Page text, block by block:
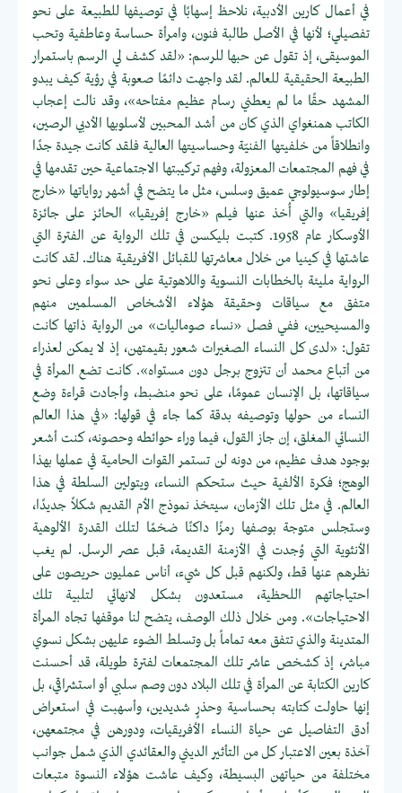
في أعمال كارين الأدبية، نلاحظ إسهابًا في توصيفها للطبيعة على نحو
تفصيلي؛ لأنها في الأصل طالبة فنون، وامرأة حساسة وعاطفية وتحب
الموسيقى، إذ تقول عن حبها للرسم: «لقد كشف لي الرسم باستمرار
الطبيعة الحقيقية للعالم. لقد واجهت دائمًا صعوبة في رؤية كيف يبدو
المشهد حقًا ما لم يعطني رسام عظيم مفتاحه»، وقد نالت إعجاب
الكاتب همنغواي الذي كان من أشد المحبين لأسلوبها الأدبي الرصين،
وانطلاقاً من خلفيتها الفنيّة وحساسيتها العالية فلقد كانت جيدة جدًا
في فهم المجتمعات المعزولة، وفهم تركيبتها الاجتماعية حين تقدمها في
إطار سوسيولوجي عميق وسلس، مثل ما يتضح في أشهر رواياتها «خارج
إفريقيا» والتي أُخذ عنها فيلم «خارج إفريقيا» الحائز على جائزة
الأوسكار عام 1958. كتبت بليكسن في تلك الرواية عن الفترة التي
عاشتها في كينيا من خلال معاشرتها للقبائل الأفريقية هناك. لقد كانت
الرواية مليئة بالخطابات النسوية واللاهوتية على حد سواء وعلى نحو
متفق مع سياقات وحقيقة هؤلاء الأشخاص المسلمين منهم
والمسيحيين، ففي فصل «نساء صوماليات» من الرواية ذاتها كانت
تقول: «لدى كل النساء الصغيرات شعور بقيمتهن، إذ لا يمكن لعذراء
من أتباع محمد أن تتزوج برجل دون مستواه». كانت تضع المرأة في
سياقاتها، بل الإنسان عمومًا، على نحو منضبط، وأجادت قراءة وضع
النساء من حولها وتوصيفه بدقة كما جاء في قولها: «في هذا العالم
النسائي المغلق، إن جاز القول، فيما وراء حوائطه وحصونه، كنت أشعر
بوجود هدف عظيم، من دونه لن تستمر القوات الحامية في عملها بهذا
الوهج؛ فكرة الألفية حيث ستحكم النساء، ويتولين السلطة في هذا
العالم. في مثل تلك الأزمان، سيتخذ نموذج الأم القديم شكلاً جديدًا،
وستجلس متوجة بوصفها رمزًا داكنًا ضخمًا لتلك القدرة الألوهية
الأنثوية التي وُجدت في الأزمنة القديمة، قبل عصر الرسل. لم يغب
نظرهم عنها قط، ولكنهم قبل كل شيء، أناس عمليون حريصون على
احتياجاتهم اللحظية، مستعدون بشكل لانهائي لتلبية تلك
الاحتياجات». ومن خلال ذلك الوصف، يتضح لنا موقفها تجاه المرأة
المتدينة والذي تتفق معه تماماً بل وتسلط الضوء عليهن بشكل نسوي
مباشر، إذ كشخص عاشر تلك المجتمعات لفترة طويلة، قد أحسنت
كارين الكتابة عن المرأة في تلك البلاد دون وصم سلبي أو استشراقي، بل
إنها حاولت كتابته بحساسية وحذرٍ شديدين، وأسهبت في استعراض
أدق التفاصيل عن حياة النساء الأفريقيات، ودورهن في مجتمعهن،
آخذة بعين الاعتبار كل من التأثير الديني والعقائدي الذي شمل جوانب
مختلفة من حياتهن البسيطة، وكيف عاشت هؤلاء النسوة متبعات